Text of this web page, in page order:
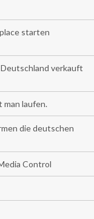
starten
verkauft
man laufen.
die deutschen
Control